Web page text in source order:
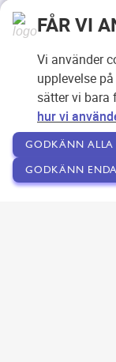
FÅR VI
Vi använder
upplevelse
sätter vi bara
hur vi
GODKÄNN ALLA
GODKÄNN